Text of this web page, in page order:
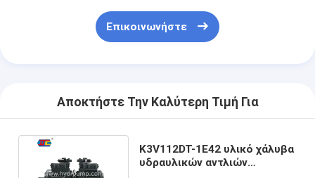
Επικοινωνήστε
Αποκτήστε Την Καλύτερη Τιμή Για
K3V112DT-1E42 υλικό χάλυβα
υδραυλικών αντλιών